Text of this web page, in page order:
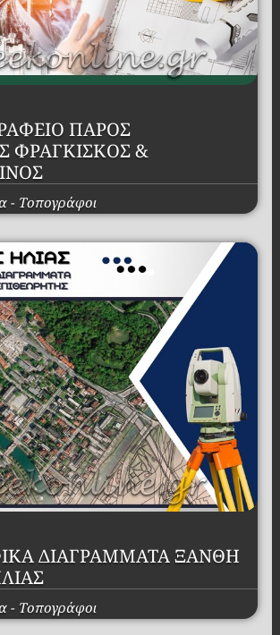
ΠΑΡΟΣ
ΦΡΑΓΚΙΣΚΟΣ &
- Τοπογράφοι
ΔΙΑΓΡΑΜΜΑΤΑ ΞΑΝΘΗ
- Τοπογράφοι